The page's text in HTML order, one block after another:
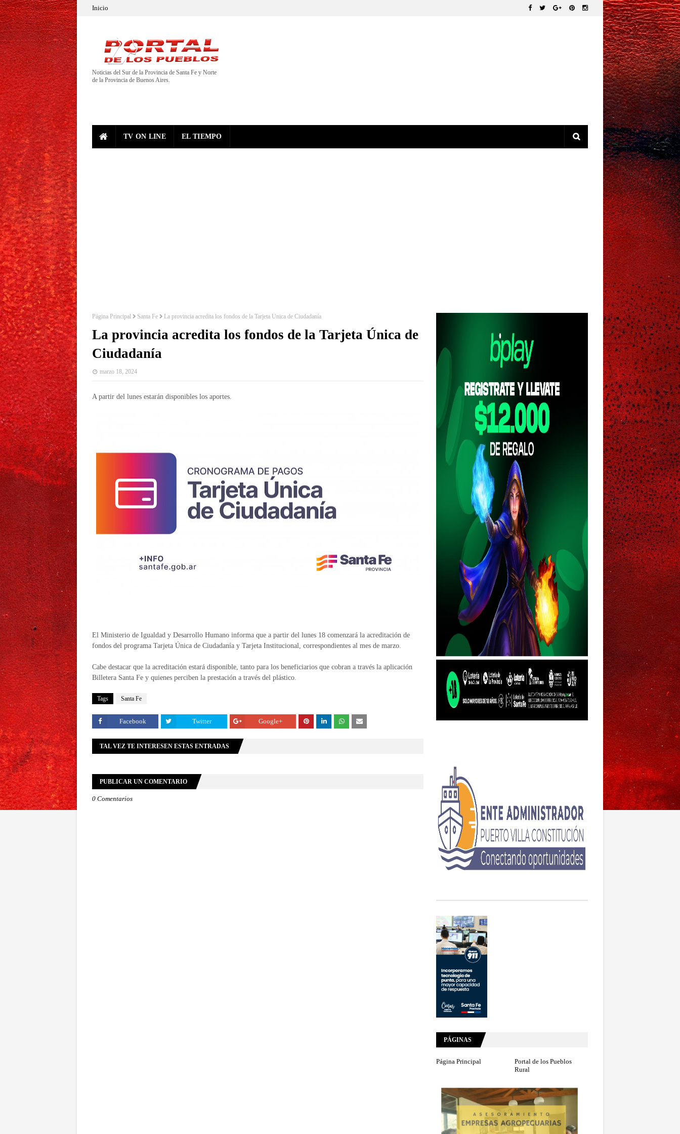
Inicio
Noticias del Sur de la Provincia de Santa Fe y Norte
de la Provincia de Buenos Aires.
TV ON LINE EL TIEMPO
Página Principal Santa Fe La provincia acredita los fondos de la Tarjeta Única de Ciudadanía
La provincia acredita los fondos de la Tarjeta Única de
Ciudadanía
marzo 18, 2024
A partir del lunes estarán disponibles los aportes.
El Ministerio de Igualdad y Desarrollo Humano informa que a partir del lunes 18 comenzará la acreditación de
fondos del programa Tarjeta Única de Ciudadanía y Tarjeta Institucional, correspondientes al mes de marzo.
Cabe destacar que la acreditación estará disponible, tanto para los beneficiarios que cobran a través la aplicación
Billetera Santa Fe y quienes perciben la prestación a través del plástico.
Tags Santa Fe
Facebook Twitter Google+
TAL VEZ TE INTERESEN ESTAS ENTRADAS
PUBLICAR UN COMENTARIO
0 Comentarios
PÁGINAS
Página Principal
Portal de los Pueblos
Rural